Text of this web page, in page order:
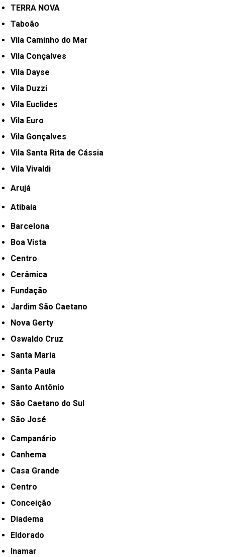
TERRA NOVA
Taboão
Vila Caminho do Mar
Vila Conçalves
Vila Dayse
Vila Duzzi
Vila Euclides
Vila Euro
Vila Gonçalves
Vila Santa Rita de Cássia
Vila Vivaldi
Arujá
Atibaia
Barcelona
Boa Vista
Centro
Cerâmica
Fundação
Jardim São Caetano
Nova Gerty
Oswaldo Cruz
Santa Maria
Santa Paula
Santo Antônio
São Caetano do Sul
São José
Campanário
Canhema
Casa Grande
Centro
Conceição
Diadema
Eldorado
Inamar